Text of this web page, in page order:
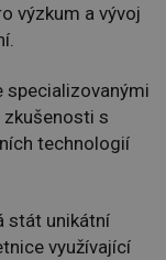
výzkum a vývoj
specializovanými
zkušenosti s
technologií
stát unikátní
využívající